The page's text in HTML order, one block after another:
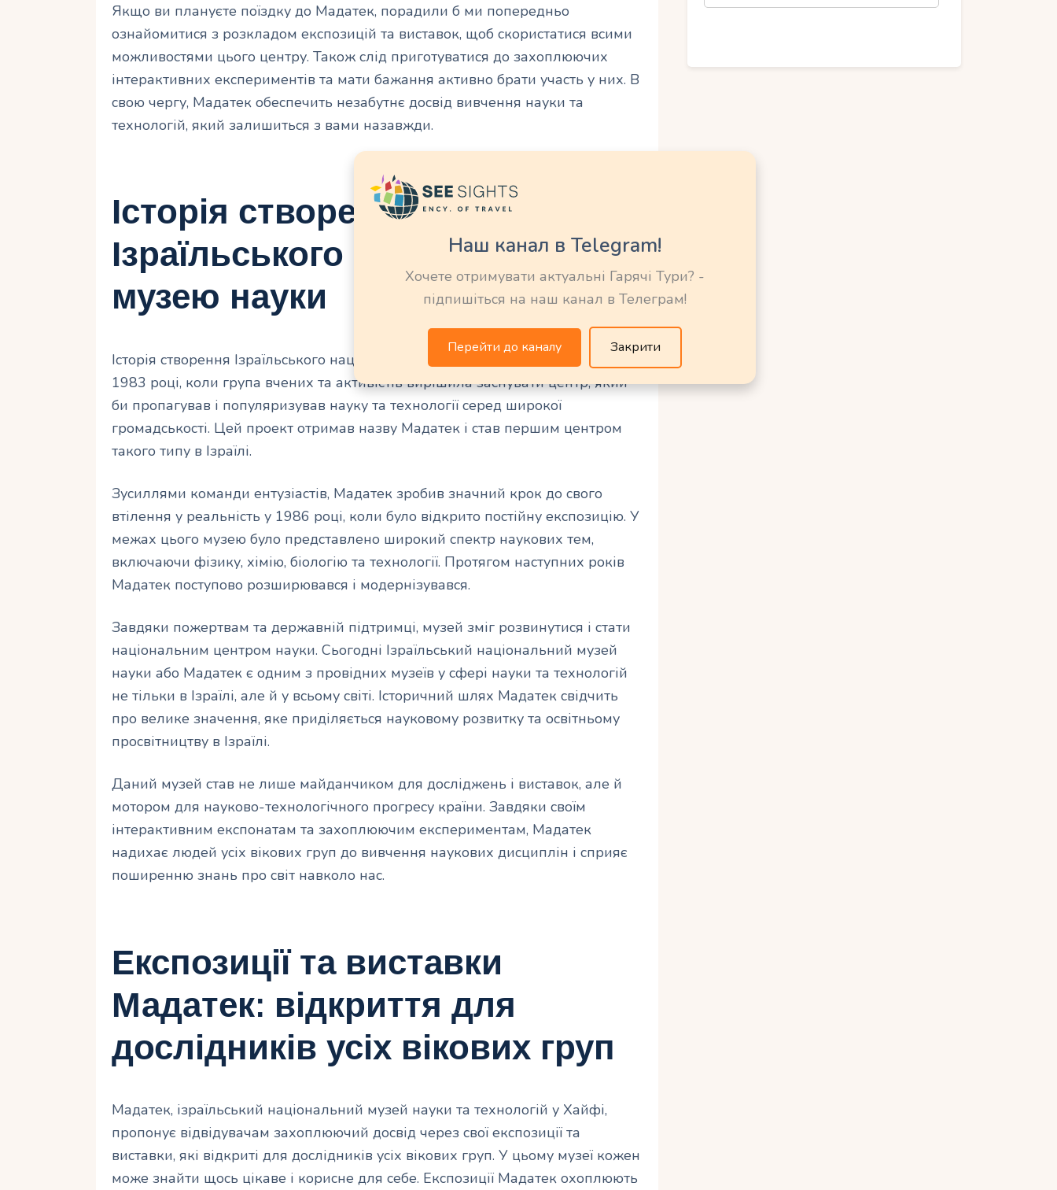
Якщо ви плануєте поїздку до Мадатек, порадили б ми попередньо
ознайомитися з розкладом експозицій та виставок, щоб скористатися всими
можливостями цього центру. Також слід приготуватися до захоплюючих
інтерактивних експериментів та мати бажання активно брати участь у них. В
свою чергу, Мадатек обеспечить незабутнє досвід вивчення науки та
технологій, який залишиться з вами назавжди.
Історія створення
Ізраїльського національного
музею науки
Історія створення Ізраїльського національного музею науки розпочалась у
1983 році, коли група вчених та активістів вирішила заснувати центр, який
би пропагував і популяризував науку та технології серед широкої
громадськості. Цей проект отримав назву Мадатек і став першим центром
такого типу в Ізраїлі.
Зусиллями команди ентузіастів, Мадатек зробив значний крок до свого
втілення у реальність у 1986 році, коли було відкрито постійну експозицію. У
межах цього музею було представлено широкий спектр наукових тем,
включаючи фізику, хімію, біологію та технології. Протягом наступних років
Мадатек поступово розширювався і модернізувався.
Завдяки пожертвам та державній підтримці, музей зміг розвинутися і стати
національним центром науки. Сьогодні Ізраїльський національний музей
науки або Мадатек є одним з провідних музеїв у сфері науки та технологій
не тільки в Ізраїлі, але й у всьому світі. Історичний шлях Мадатек свідчить
про велике значення, яке приділяється науковому розвитку та освітньому
просвітництву в Ізраїлі.
Даний музей став не лише майданчиком для досліджень і виставок, але й
мотором для науково-технологічного прогресу країни. Завдяки своїм
інтерактивним експонатам та захоплюючим експериментам, Мадатек
надихає людей усіх вікових груп до вивчення наукових дисциплін і сприяє
поширенню знань про світ навколо нас.
Експозиції та виставки
Мадатек: відкриття для
дослідників усіх вікових груп
Мадатек, ізраїльський національний музей науки та технологій у Хайфі,
пропонує відвідувачам захоплюючий досвід через свої експозиції та
виставки, які відкриті для дослідників усіх вікових груп. У цьому музеї кожен
може знайти щось цікаве і корисне для себе. Експозиції Мадатек охоплюють
Наш канал в Telegram!
Хочете отримувати актуальні Гарячі Тури? -
підпишіться на наш канал в Телеграм!
Перейти до каналу Закрити